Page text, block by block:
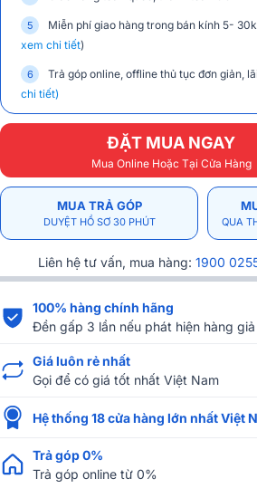
Miễn phí giao hàng trong bán kính 5-
xem chi tiết)
Trả góp online, offline thủ tục đơn giản,
chi tiết)
ĐẶT MUA NGAY
Mua Online Hoặc Tại Cửa Hàng
MUA TRẢ GÓP
DUYỆT HỒ SƠ 30 PHÚT QUA
Liên hệ tư vấn, mua hàng: 1900
100% hàng chính hãng
Đền gấp 3 lần nếu phát hiện hàng giả
Giá luôn rẻ nhất
Gọi để có giá tốt nhất Việt Nam
Hệ thống 18 cửa hàng lớn nhất Việt
Trả góp 0%
Trả góp online từ 0%